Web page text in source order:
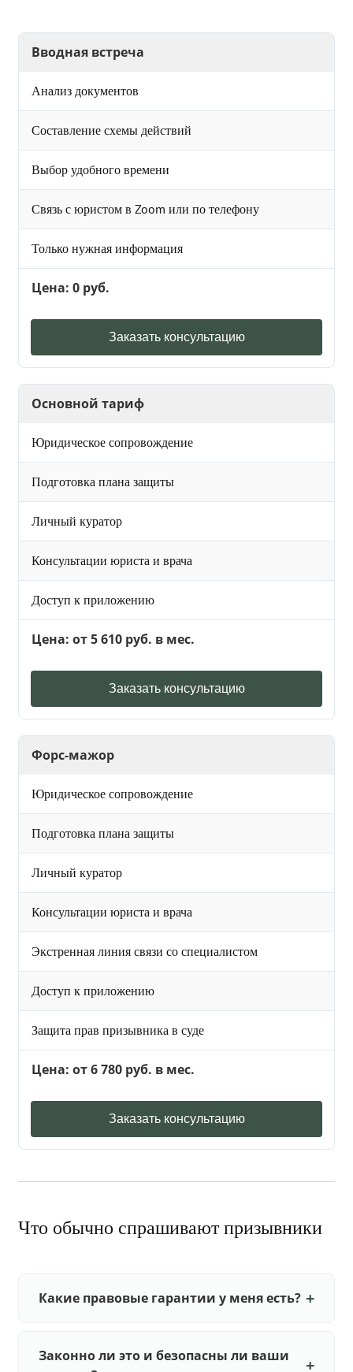
Вводная встреча
Анализ документов
Составление схемы действий
Выбор удобного времени
Связь с юристом в Zoom или по телефону
Только нужная информация
Цена: 0 руб.
Заказать консультацию
Основной тариф
Юридическое сопровождение
Подготовка плана защиты
Личный куратор
Консультации юриста и врача
Доступ к приложению
Цена: от 5 610 руб. в мес.
Заказать консультацию
Форс-мажор
Юридическое сопровождение
Подготовка плана защиты
Личный куратор
Консультации юриста и врача
Экстренная линия связи со специалистом
Доступ к приложению
Защита прав призывника в суде
Цена: от 6 780 руб. в мес.
Заказать консультацию
Что обычно спрашивают призывники
Какие правовые гарантии у меня есть?
Законно ли это и безопасны ли ваши